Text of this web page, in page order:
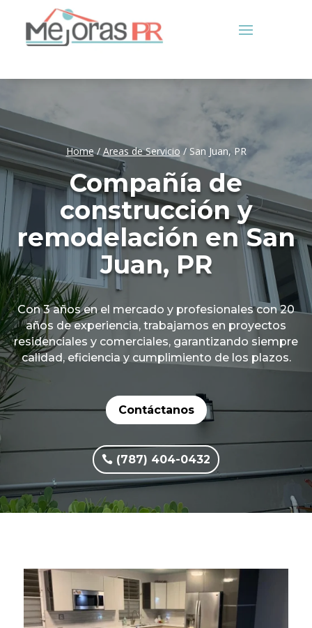
Home/Areas de Servicio / San Juan, PR
Compañía de
construcción y
remodelación en San
Juan, PR
Con 3 años en el mercado y profesionales con 20
años de experiencia, trabajamos en proyectos
residenciales y comerciales, garantizando siempre
calidad, eficiencia y cumplimiento de los plazos.
Contáctanos
(787) 404-0432